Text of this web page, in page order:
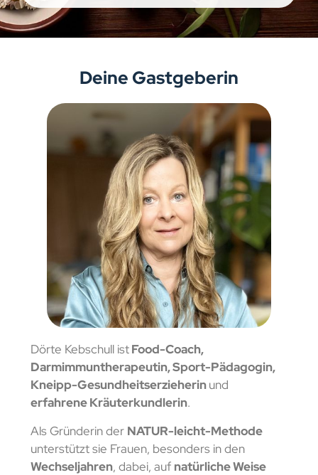
Deine Gastgeberin
Dörte Kebschull istFood-Coach,
Darmimmuntherapeutin, Sport-Pädagogin,
Kneipp-Gesundheitserzieherinund
erfahrene Kräuterkundlerin.
Als Gründerin der NATUR-leicht-Methode
unterstützt sie Frauen, besonders in den
Wechseljahren, dabei, auf natürliche Weise